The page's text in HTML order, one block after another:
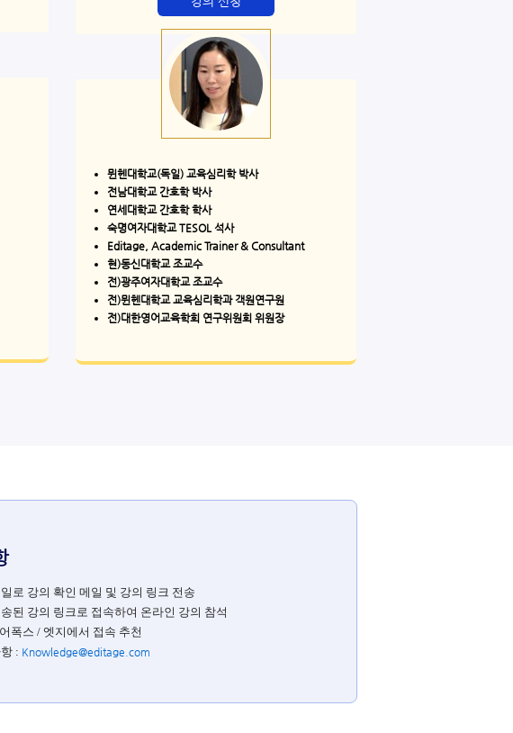
뮌헨대학교(독일) 교육심리학 박사
전남대학교 간호학 박사​
연세대학교 간호학 학사​
숙명여자대학교 TESOL 석사​
Editage, Academic Trainer & Consultant
현)동신대학교 조교수​
전)광주여자대학교 조교수
전)뮌헨대학교 교육심리학과 객원연구원​
전)대한영어교육학회 연구위원회 위원장​
로 강의 확인 메일 및 강의 링크 전송
된 강의 링크로 접속하여 온라인 강의 참석
폭스 / 엣지에서 접속 추천
: Knowledge@editage.com